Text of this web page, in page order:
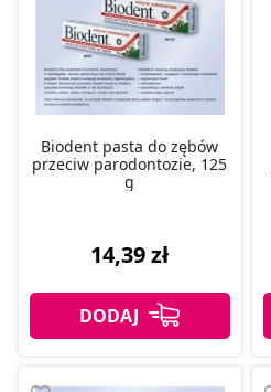
Biodent pasta do zębów
przeciw parodontozie, 125
g
14,39 zł